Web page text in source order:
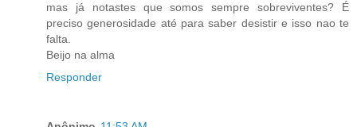
mas já notastes que somos sempre sobreviventes? É
preciso generosidade até para saber desistir e isso nao te
falta.
Beijo na alma
Responder